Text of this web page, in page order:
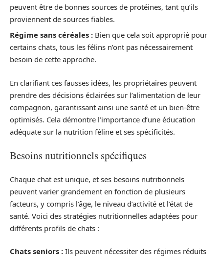
peuvent être de bonnes sources de protéines, tant qu’ils
proviennent de sources fiables.
Régime sans céréales : Bien que cela soit approprié pour
certains chats, tous les félins n’ont pas nécessairement
besoin de cette approche.
En clarifiant ces fausses idées, les propriétaires peuvent
prendre des décisions éclairées sur l’alimentation de leur
compagnon, garantissant ainsi une santé et un bien-être
optimisés. Cela démontre l’importance d’une éducation
adéquate sur la nutrition féline et ses spécificités.
Besoins nutritionnels spécifiques
Chaque chat est unique, et ses besoins nutritionnels
peuvent varier grandement en fonction de plusieurs
facteurs, y compris l’âge, le niveau d’activité et l’état de
santé. Voici des stratégies nutritionnelles adaptées pour
différents profils de chats :
Chats seniors : Ils peuvent nécessiter des régimes réduits